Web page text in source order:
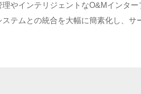
理やインテリジェントなO&Mインタ
テムとの統合を大幅に簡素化し、サ